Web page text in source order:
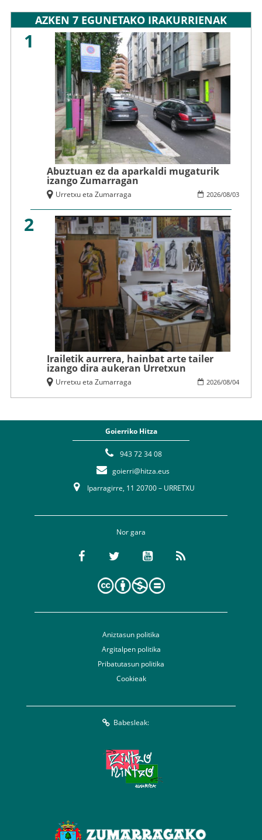
AZKEN 7 EGUNETAKO IRAKURRIENAK
1
Abuztuan ez da aparkaldi mugaturik
izango Zumarragan
2026/08/03
Urretxu eta Zumarraga
2
Irailetik aurrera, hainbat arte tailer
izango dira aukeran Urretxun
2026/08/04
Urretxu eta Zumarraga
Goierriko Hitza
943 72 34 08
goierri@hitza.eus
Iparragirre, 11 20700 – URRETXU
Nor gara
Aniztasun politika
Argitalpen politika
Pribatutasun politika
Cookieak
Babesleak: